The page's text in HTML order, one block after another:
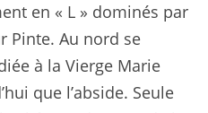
en « L » dominés par
Pinte. Au nord se
à la Vierge Marie
que l’abside. Seule